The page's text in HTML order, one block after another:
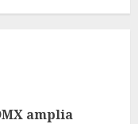
amplia